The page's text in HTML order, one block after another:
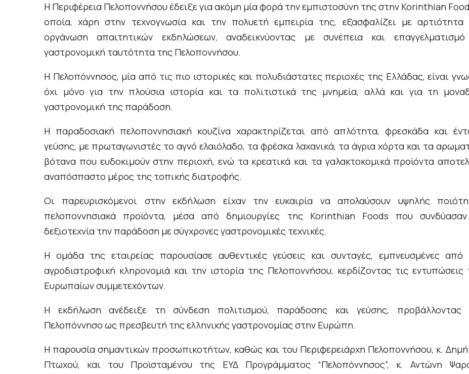
Η Περιφέρεια Πελοποννήσου έδειξε για ακόμη μία φορά την εμπιστοσύνη της στην Korinthian
οποία, χάρη στην τεχνογνωσία και την πολυετή εμπειρία της, εξασφαλίζει με αρτιότητα
οργάνωση απαιτητικών εκδηλώσεων, αναδεικνύοντας με συνέπεια και
γαστρονομική ταυτότητα της Πελοποννήσου.
Η Πελοπόννησος, μία από τις πιο ιστορικές και πολυδιάστατες περιοχές της Ελλάδας, είναι
όχι μόνο για την πλούσια ιστορία και τα πολιτιστικά της μνημεία, αλλά και για τη
γαστρονομική της παράδοση.
Η παραδοσιακή πελοποννησιακή κουζίνα χαρακτηρίζεται από απλότητα, φρεσκάδα και
γεύσης, με πρωταγωνιστές το αγνό ελαιόλαδο, τα φρέσκα λαχανικά, τα άγρια χόρτα και τα
βότανα που ευδοκιμούν στην περιοχή, ενώ τα κρεατικά και τα γαλακτοκομικά προϊόντα
αναπόσπαστο μέρος της τοπικής διατροφής.
Οι παρευρισκόμενοι στην εκδήλωση είχαν την ευκαιρία να απολαύσουν υψηλής
πελοποννησιακά προϊόντα, μέσα από δημιουργίες της Korinthian Foods που
δεξιοτεχνία την παράδοση με σύγχρονες γαστρονομικές τεχνικές.
Η ομάδα της εταιρείας παρουσίασε αυθεντικές γεύσεις και συνταγές, εμπνευσμένες από
αγροδιατροφική κληρονομιά και την ιστορία της Πελοποννήσου, κερδίζοντας τις εντυπώσεις
Ευρωπαίων συμμετεχόντων.
Η εκδήλωση ανέδειξε τη σύνδεση πολιτισμού, παράδοσης και γεύσης, προβάλλοντας
Πελοπόννησο ως πρεσβευτή της ελληνικής γαστρονομίας στην Ευρώπη.
Η παρουσία σημαντικών προσωπικοτήτων, καθώς και του Περιφερειάρχη Πελοποννήσου, κ.
Πτωχού, και του Προϊσταμένου της ΕΥΔ Προγράμματος “Πελοπόννησος”, κ. Αντώνη